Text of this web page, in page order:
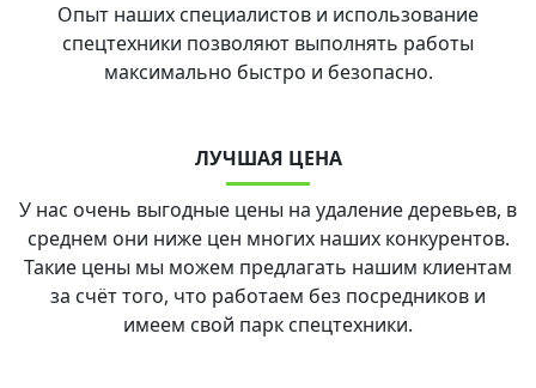
Опыт наших специалистов и использование
спецтехники позволяют выполнять работы
максимально быстро и безопасно.
ЛУЧШАЯ ЦЕНА
У нас очень выгодные цены на удаление деревьев, в
среднем они ниже цен многих наших конкурентов.
Такие цены мы можем предлагать нашим клиентам
за счёт того, что работаем без посредников и
имеем свой парк спецтехники.